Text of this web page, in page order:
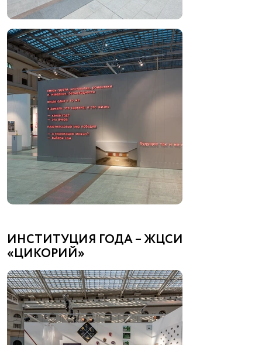
ИНСТИТУЦИЯ ГОДА – ЖЦСИ
«ЦИКОРИЙ»